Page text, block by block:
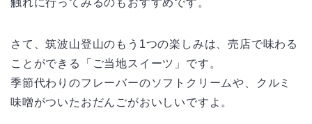
さて、筑波山登山のもう1つの楽しみは、売店で味わる
ことができる「ご当地スイーツ」です。
季節代わりのフレーバーのソフトクリームや、クルミ
味噌がついたおだんごがおいしいですよ。